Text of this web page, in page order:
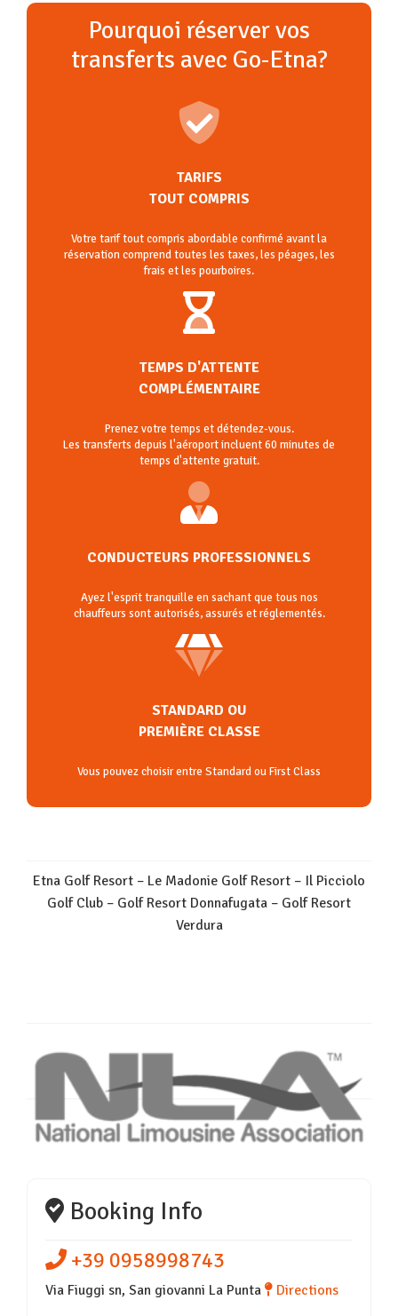
Pourquoi réserver vos
transferts avec Go-Etna?
TARIFS
TOUT COMPRIS
Votre tarif tout compris abordable confirmé avant la
réservation comprend toutes les taxes, les péages, les
frais et les pourboires.
TEMPS D'ATTENTE
COMPLÉMENTAIRE
Prenez votre temps et détendez-vous.
Les transferts depuis l'aéroport incluent 60 minutes de
temps d'attente gratuit.
CONDUCTEURS PROFESSIONNELS
Ayez l'esprit tranquille en sachant que tous nos
chauffeurs sont autorisés, assurés et réglementés.
STANDARD OU
PREMIÈRE CLASSE
Vous pouvez choisir entre Standard ou First Class
Etna Golf Resort – Le Madonie Golf Resort – Il Picciolo
Golf Club – Golf Resort Donnafugata – Golf Resort
Verdura
Booking Info
+39 0958998743
Via Fiuggi sn, San giovanni La Punta Directions